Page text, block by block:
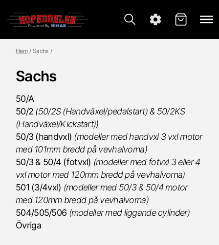
Hem Sachs
Sachs
50/A
50/2 (50/2S (Handväxel/pedalstart) & 50/2KS
(Handväxel/Kickstart))
50/3 (handvxl) (modeller med handvxl 3 vxl motor
med 101mm bredd på vevhalvorna)
50/3 & 50/4 (fotvxl) (modeller med fotvxl 3 eller 4
vxl motor med 120mm bredd på vevhalvorna)
501 (3/4vxl) (modeller med 50/3 & 50/4 motor
med 120mm bredd på vevhalvorna)
504/505/506 (modeller med liggande cylinder)
Övriga